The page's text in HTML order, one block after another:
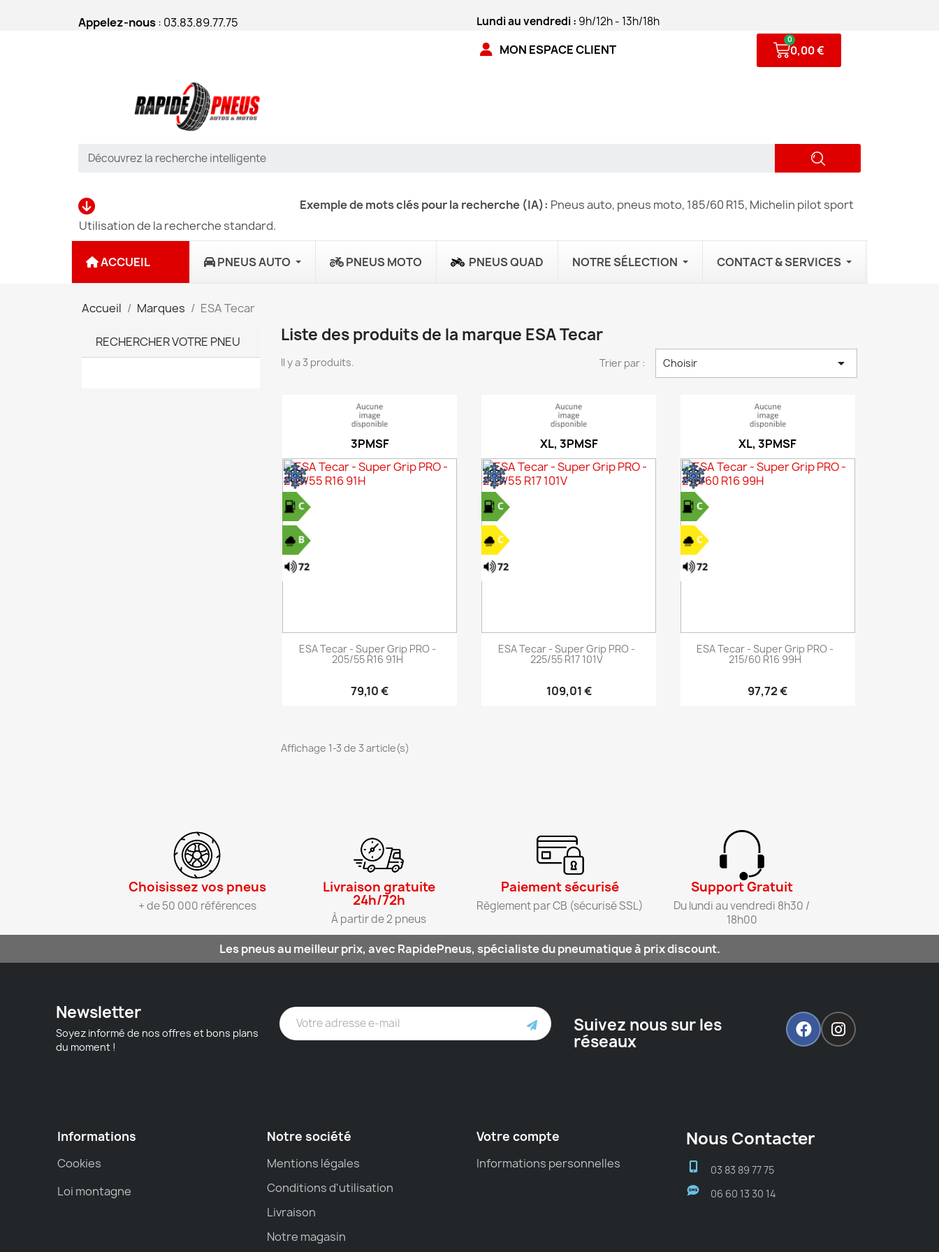
Appelez-nous: 03.83.89.77.75 Lundi au vendredi : 9h/12h - 13h/18h
MON ESPACE CLIENT 0,00 €
Utilisation de la recherche standard.
Exemple de mots clés pour la recherche (IA): Pneus auto, pneus moto, 185/60 R15, Michelin pilot sport
ACCUEIL PNEUS AUTO PNEUS MOTO PNEUS QUAD NOTRE SÉLECTION CONTACT & SERVICES
Accueil Marques ESA Tecar
RECHERCHER VOTRE PNEU Liste des produits de la marque ESA Tecar
Il y a 3 produits. Trier par : Choisir 
3PMSF
Aperçu rapide
ESA Tecar - Super Grip PRO -
205/55 R16 91H
79,10 €
XL, 3PMSF
Aperçu rapide
ESA Tecar - Super Grip PRO -
225/55 R17 101V
109,01 €
XL, 3PMSF
Aperçu rapide
ESA Tecar - Super Grip PRO -
215/60 R16 99H
97,72 €
Affichage 1-3 de 3 article(s)
Choisissez vos pneus​
+ de 50 000 références
Livraison gratuite
24h/72h​
À partir de 2 pneus​
Paiement sécurisé​
Règlement par CB (sécurisé SSL)​
Support Gratuit​
Du lundi au vendredi 8h30 /
18h00​
Les pneus au meilleur prix, avec RapidePneus, spécialiste du pneumatique à prix discount.
Newsletter
Soyez informé de nos offres et bons plans
du moment !
Suivez nous sur les
réseaux
Informations
Cookies
Loi montagne
Notre société
Mentions légales
Conditions d'utilisation
Livraison
Notre magasin
Votre compte
Informations personnelles
Nous Contacter
03 83 89 77 75
06 60 13 30 14